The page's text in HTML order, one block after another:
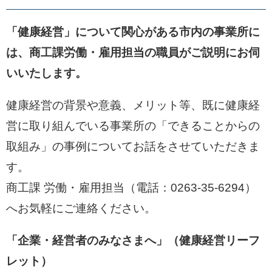
「健康経営」について関心がある市内の事業所に
は、商工課労働・雇用担当の職員がご説明にお伺
いいたします。
健康経営の背景や意義、メリット等、既に健康経
営に取り組んでいる事業所の「できることからの
取組み」の事例についてお話をさせていただきま
す。​
商工課 労働・雇用担当（電話：0263-35-6294）
へお気軽にご連絡ください。
「企業・経営者のみなさまへ」（健康経営リーフ
レット）